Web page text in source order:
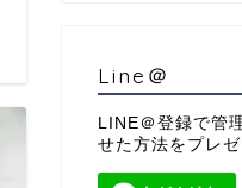
Line＠
LINE＠登録で
せた方法をプレ